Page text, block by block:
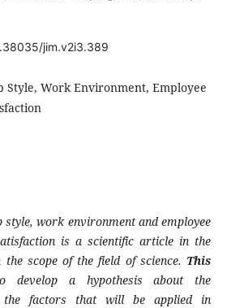
jim.v2i3.389
Style, Work Environment, Employee
style, work environment and employee
is a scientific article in the
scope of the field of science. This
a hypothesis about the
the factors that will be applied in